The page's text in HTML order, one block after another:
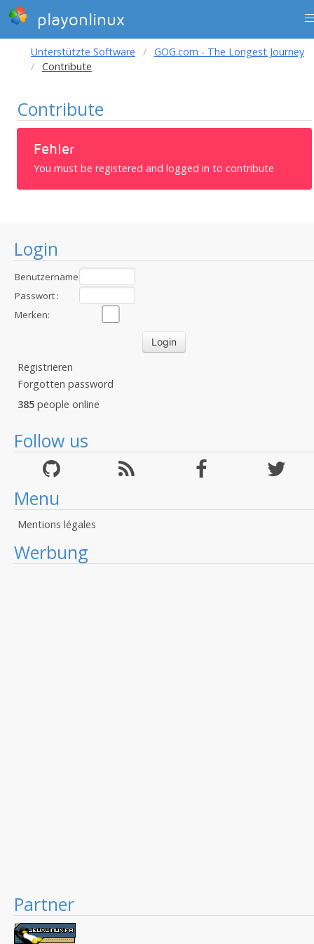
playonlinux
Login
Benutzername
:Passwort :
Merken:
Registrieren
Forgotten password
385 people online
Follow us
Menu
Mentions légales
Werbung
Partner
Unterstützte Software
GOG.com - The Longest Journey
Contribute
Contribute
Fehler
You must be registered and logged in to contribute